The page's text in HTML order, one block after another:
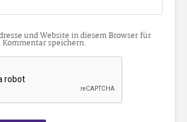
und Website in diesem Browser für
speichern.